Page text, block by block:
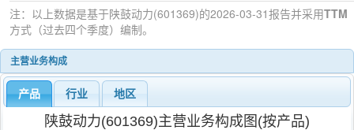
注：以上数据是基于陕鼓动力(601369)的2026-03-31报告并采用TTM
方式（过去四个季度）编制。
主营业务构成
产品 行业 地区
陕鼓动力(601369)主营业务构成图(按产品)